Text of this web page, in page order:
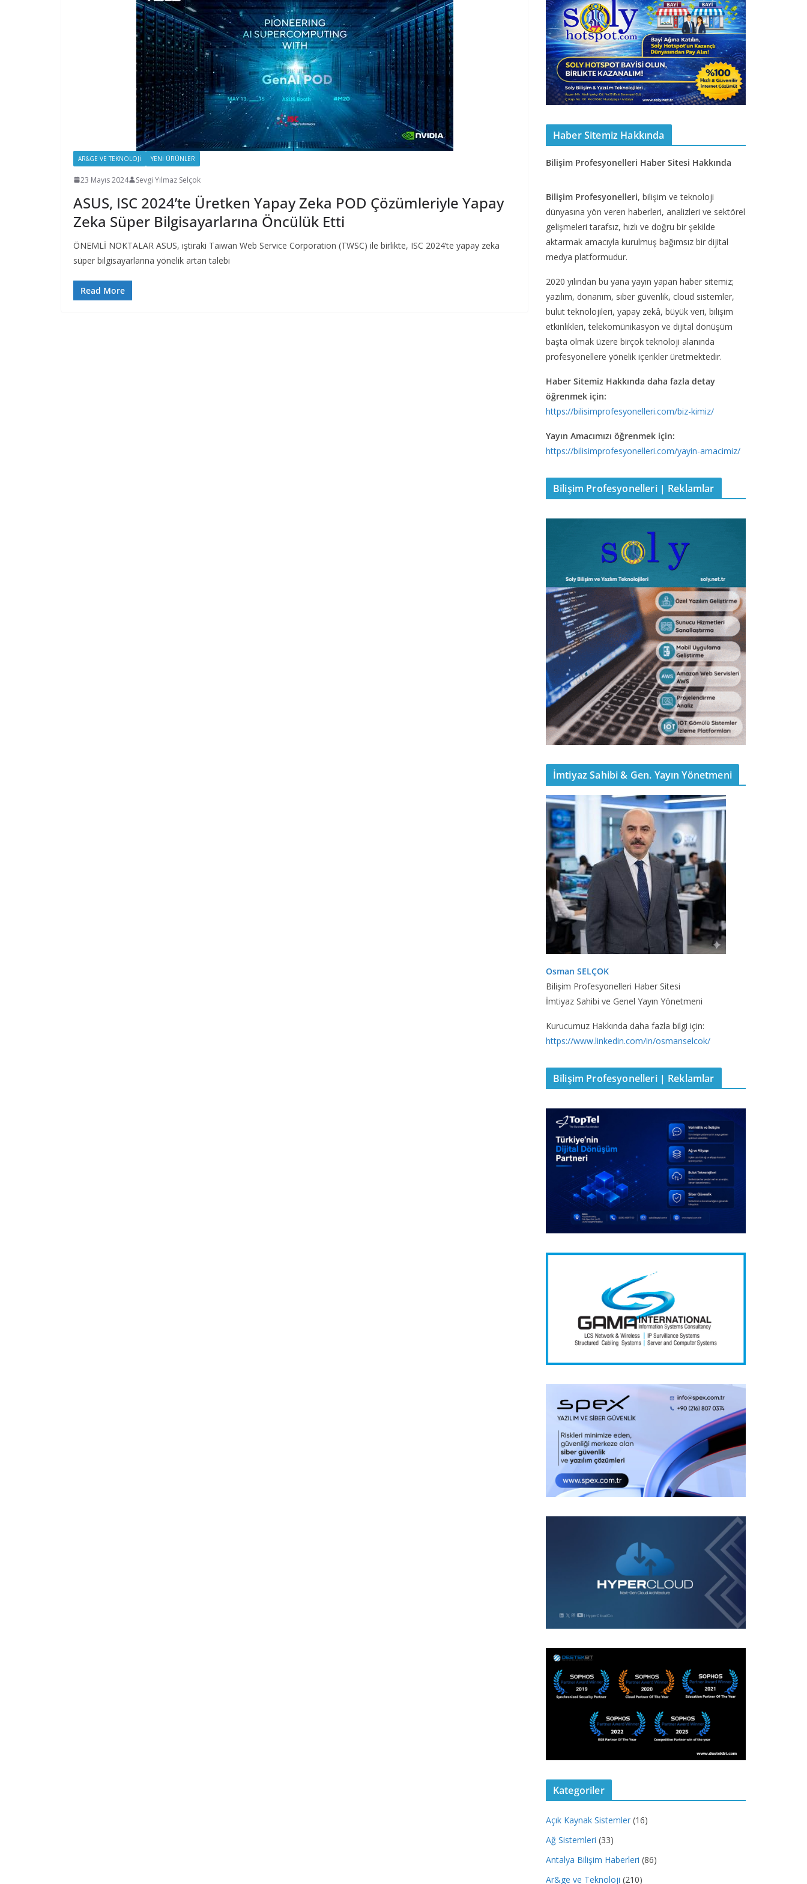
AR&GE VE TEKNOLOJI YENI ÜRÜNLER
23 Mayıs 2024 Sevgi Yılmaz Selçok
ASUS, ISC 2024’te Üretken Yapay Zeka POD Çözümleriyle Yapay
Zeka Süper Bilgisayarlarına Öncülük Etti
ÖNEMLİ NOKTALAR ASUS, iştiraki Taiwan Web Service Corporation (TWSC) ile birlikte, ISC 2024’te yapay zeka
süper bilgisayarlarına yönelik artan talebi
Read More
Haber Sitemiz Hakkında
Bilişim Profesyonelleri Haber Sitesi Hakkında
Bilişim Profesyonelleri, bilişim ve teknoloji
dünyasına yön veren haberleri, analizleri ve sektörel
gelişmeleri tarafsız, hızlı ve doğru bir şekilde
aktarmak amacıyla kurulmuş bağımsız bir dijital
medya platformudur.
2020 yılından bu yana yayın yapan haber sitemiz;
yazılım, donanım, siber güvenlik, cloud sistemler,
bulut teknolojileri, yapay zekâ, büyük veri, bilişim
etkinlikleri, telekomünikasyon ve dijital dönüşüm
başta olmak üzere birçok teknoloji alanında
profesyonellere yönelik içerikler üretmektedir.
Haber Sitemiz Hakkında daha fazla detay
öğrenmek için:
https://bilisimprofesyonelleri.com/biz-kimiz/
Yayın Amacımızı öğrenmek için:
https://bilisimprofesyonelleri.com/yayin-amacimiz/
Bilişim Profesyonelleri | Reklamlar
İmtiyaz Sahibi & Gen. Yayın Yönetmeni
Osman SELÇOK
Bilişim Profesyonelleri Haber Sitesi
İmtiyaz Sahibi ve Genel Yayın Yönetmeni
Kurucumuz Hakkında daha fazla bilgi için:
https://www.linkedin.com/in/osmanselcok/
Bilişim Profesyonelleri | Reklamlar
Kategoriler
Açık Kaynak Sistemler (16)
Ağ Sistemleri (33)
Antalya Bilişim Haberleri (86)
Ar&ge ve Teknoloji (210)